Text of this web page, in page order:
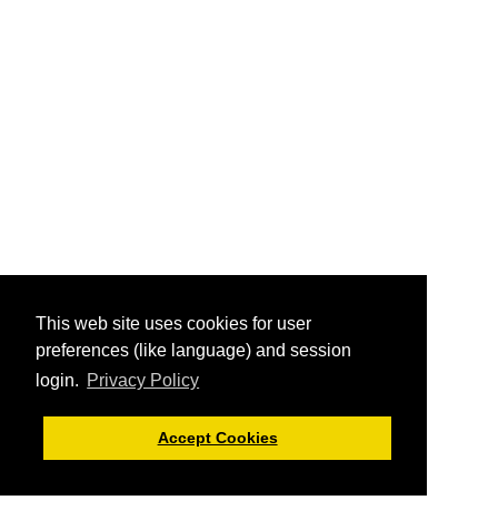
This web site uses cookies for user
preferences (like language) and session
login. Privacy Policy
Accept Cookies